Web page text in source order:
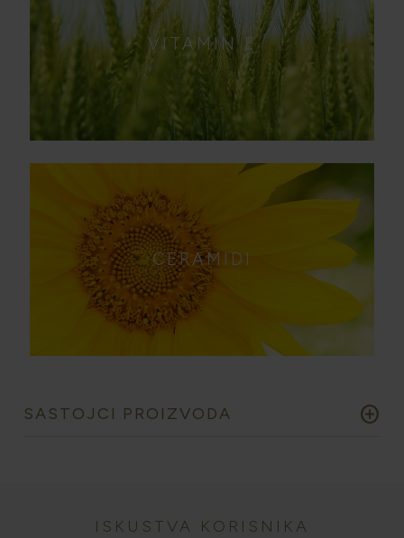
VITAMIN E
CERAMIDI
SASTOJCI PROIZVODA add_circle
ISKUSTVA KORISNIKA